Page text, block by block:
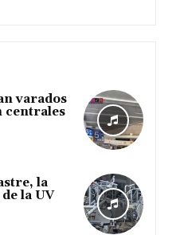
varados
centrales
la
la UV